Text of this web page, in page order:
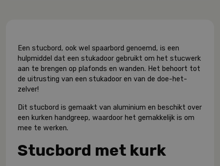
Een stucbord, ook wel spaarbord genoemd, is een
hulpmiddel dat een stukadoor gebruikt om het stucwerk
aan te brengen op plafonds en wanden. Het behoort tot
de uitrusting van een stukadoor en van de doe-het-
zelver!
Dit stucbord is gemaakt van aluminium en beschikt over
een kurken handgreep, waardoor het gemakkelijk is om
mee te werken.
Stucbord met kurk